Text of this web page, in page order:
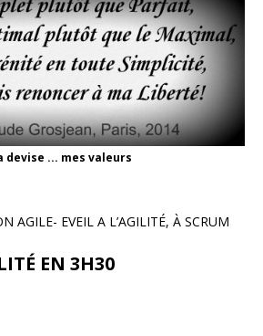
devise ... mes valeurs
AGILE- EVEIL A L’AGILITÉ, À SCRUM
EN 3H30